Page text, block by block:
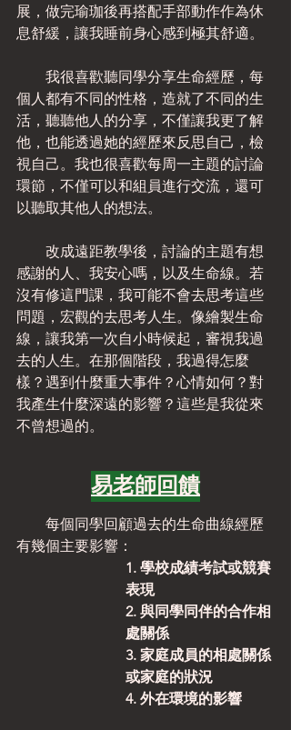
展，做完瑜珈後再搭配手部動作作為休
息舒緩，讓我睡前身心感到極其舒適。
我很喜歡聽同學分享生命經歷，每
個人都有不同的性格，造就了不同的生
活，聽聽他人的分享，不僅讓我更了解
他，也能透過她的經歷來反思自己，檢
視自己。我也很喜歡每周一主題的討論
環節，不僅可以和組員進行交流，還可
以聽取其他人的想法。
改成遠距教學後，討論的主題有想
感謝的人、我安心嗎，以及生命線。若
沒有修這門課，我可能不會去思考這些
問題，宏觀的去思考人生。像繪製生命
線，讓我第一次自小時候起，審視我過
去的人生。在那個階段，我過得怎麼
樣？遇到什麼重大事件？心情如何？對
我產生什麼深遠的影響？這些是我從來
不曾想過的。
易老師回饋
每個同學回顧過去的生命曲線經歷
有幾個主要影響：
1. 學校成績考試或競賽
表現
2. 與同學同伴的合作相
處關係
3. 家庭成員的相處關係
或家庭的狀況
4. 外在環境的影響